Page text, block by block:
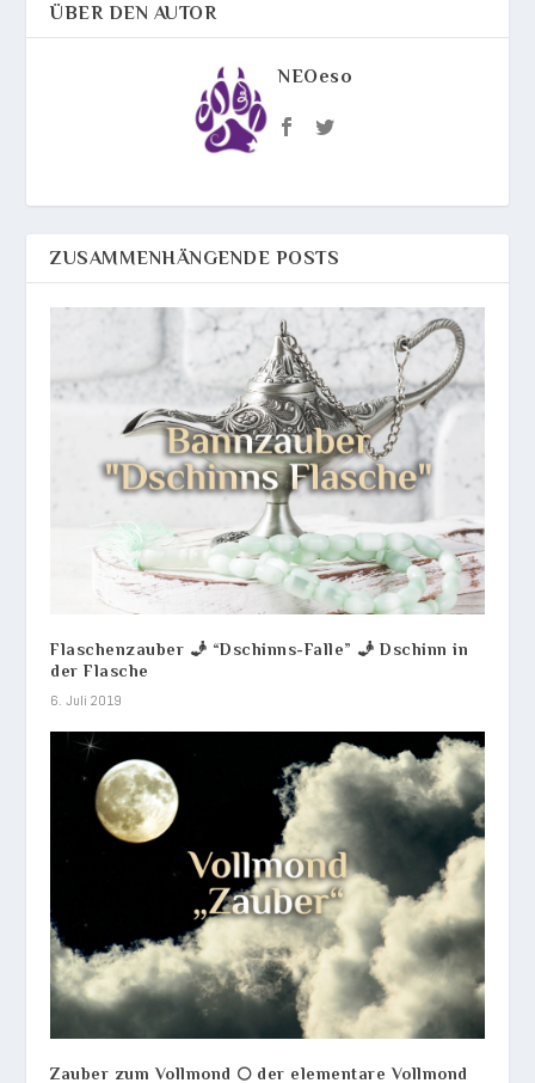
ÜBER DEN AUTOR
NEOeso
ZUSAMMENHÄNGENDE POSTS
Flaschenzauber 🧞 “Dschinns-Falle” 🧞 Dschinn in
der Flasche
6. Juli 2019
Zauber zum Vollmond 🌕 der elementare Vollmond